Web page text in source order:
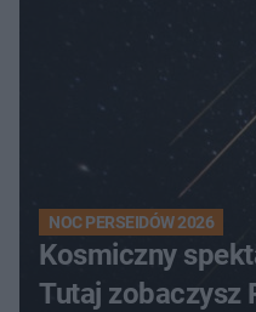
NOC PERSEIDÓW 2026
Kosmiczny
Tutaj zobaczysz